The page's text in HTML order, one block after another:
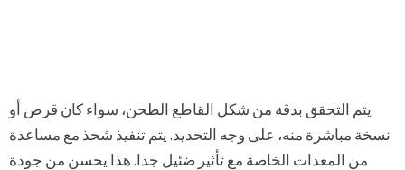
يتم التحقق بدقة من شكل القاطع الطحن، سواء كان قرص أو
نسخة مباشرة منه، على وجه التحديد. يتم تنفيذ شحذ مع مساعدة
من المعدات الخاصة مع تأثير ضئيل جدا. هذا يحسن من جودة